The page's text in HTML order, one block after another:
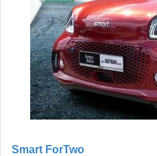
Smart ForTwo